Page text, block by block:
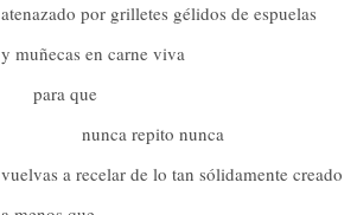
atenazado por grilletes gélidos de espuelas
y muñecas en carne viva
para que
nunca repito nunca
vuelvas a recelar de lo tan sólidamente creado